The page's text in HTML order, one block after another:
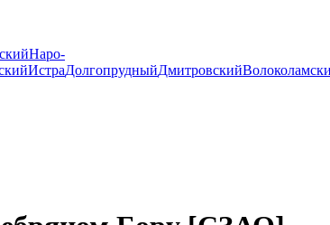
Наро-
ИстраДолгопрудныйДмитровский